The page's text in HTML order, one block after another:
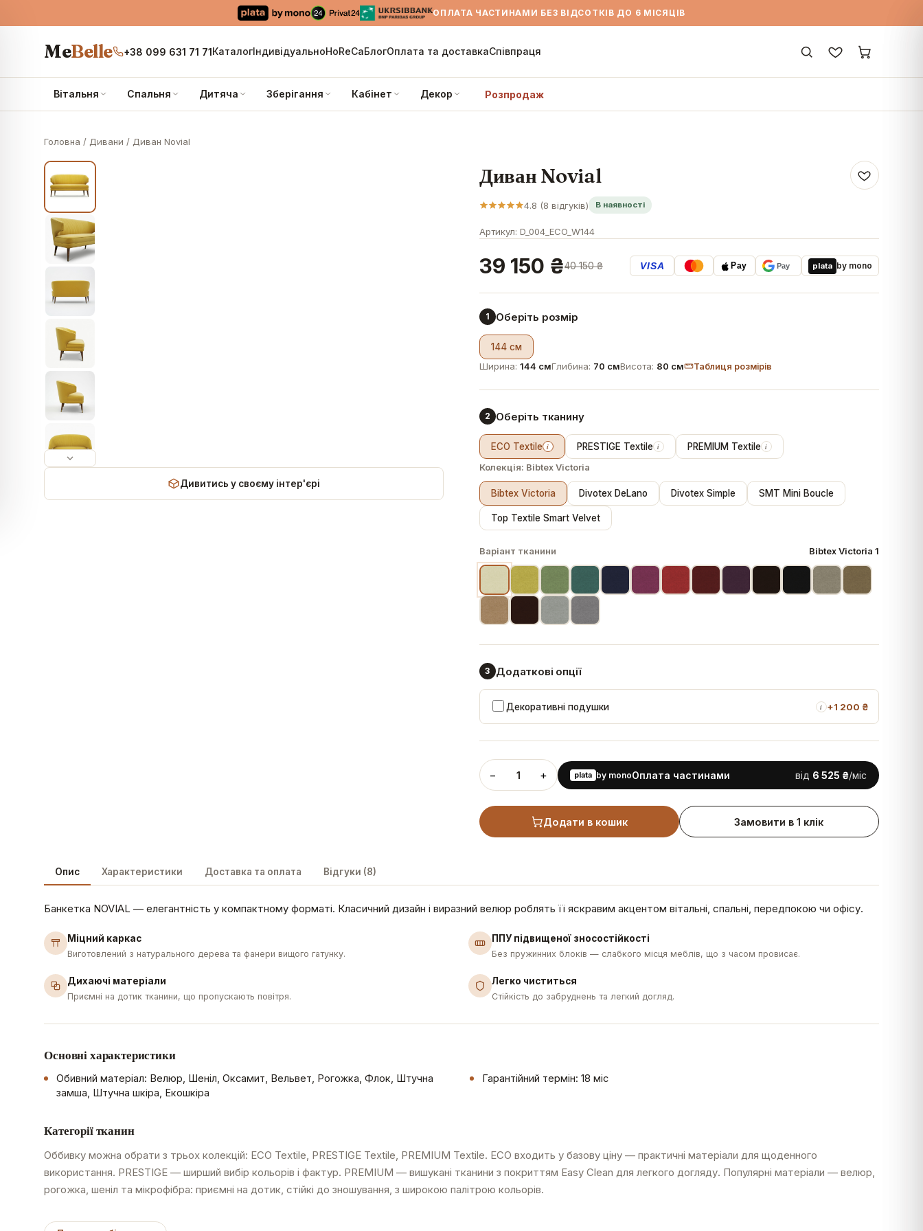
ОПЛАТА ЧАСТИНАМИ БЕЗ ВІДСОТКІВ ДО 6 МІСЯЦІВ
MeBelle +38 099 631 71 71КаталогІндивідуальноHoReCaБлогОплата та доставкаСпівпраця
Вітальня Спальня Дитяча Зберігання Кабінет Декор Розпродаж
Головна / Дивани / Диван Novial
Дивитись у своєму інтер'єрі
Диван Novial
4.8 (8 відгуків) В наявності
Артикул: D_004_ECO_W144
39 150 ₴40 150 ₴ VISA Pay Pay plata by mono
1 Оберіть розмір
144 см
Ширина: 144 смГлибина: 70 смВисота: 80 см Таблиця розмірів
2 Оберіть тканину
ECO Textile i PRESTIGE Textile i PREMIUM Textile i
Колекція: Bibtex Victoria
Bibtex Victoria Divotex DeLano Divotex Simple SMT Mini Boucle
Top Textile Smart Velvet
Варіант тканини Bibtex Victoria 1
3 Додаткові опції
Декоративні подушки i +1 200 ₴
− 1 + plata by monoОплата частинами від 6 525 ₴/міс
Додати в кошик Замовити в 1 клік
Опис Характеристики Доставка та оплата Відгуки (8)
Банкетка NOVIAL — елегантність у компактному форматі. Класичний дизайн і виразний велюр роблять її яскравим акцентом вітальні, спальні, передпокою чи офісу.
Міцний каркас
Виготовлений з натурального дерева та фанери вищого гатунку.
ППУ підвищеної зносостійкості
Без пружинних блоків — слабкого місця меблів, що з часом провисає.
Дихаючі матеріали
Приємні на дотик тканини, що пропускають повітря.
Легко чиститься
Стійкість до забруднень та легкий догляд.
Основні характеристики
Обивний матеріал: Велюр, Шеніл, Оксамит, Вельвет, Рогожка, Флок, Штучна
замша, Штучна шкіра, Екошкіра
Гарантійний термін: 18 міс
Категорії тканин
Оббивку можна обрати з трьох колекцій: ECO Textile, PRESTIGE Textile, PREMIUM Textile. ECO входить у базову ціну — практичні матеріали для щоденного
використання. PRESTIGE — ширший вибір кольорів і фактур. PREMIUM — вишукані тканини з покриттям Easy Clean для легкого догляду. Популярні матеріали — велюр,
рогожка, шеніл та мікрофібра: приємні на дотик, стійкі до зношування, з широкою палітрою кольорів.